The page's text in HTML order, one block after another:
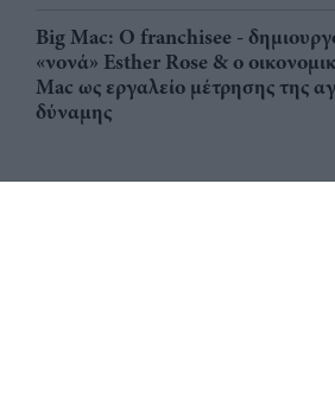
Big Mac: Ο franchisee -
«νονά» Esther Rose & ο
Mac ως εργαλείο μέτρησης της
δύναμης